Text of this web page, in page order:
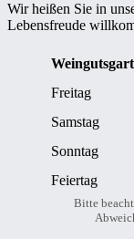
Wir heißen Sie in
Lebensfreude
Freitag
Samstag
Sonntag
Feiertag
Bitte